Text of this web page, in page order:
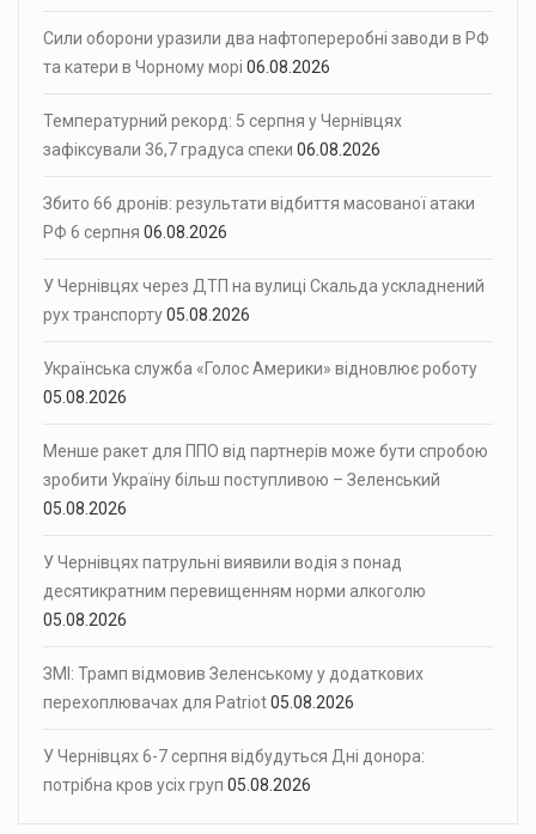
Сили оборони уразили два нафтопереробні заводи в РФ
та катери в Чорному морі 06.08.2026
Температурний рекорд: 5 серпня у Чернівцях
зафіксували 36,7 градуса спеки 06.08.2026
Збито 66 дронів: результати відбиття масованої атаки
РФ 6 серпня 06.08.2026
У Чернівцях через ДТП на вулиці Скальда ускладнений
рух транспорту05.08.2026
Українська служба «Голос Америки» відновлює роботу
05.08.2026
Менше ракет для ППО від партнерів може бути спробою
зробити Україну більш поступливою – Зеленський
05.08.2026
У Чернівцях патрульні виявили водія з понад
десятикратним перевищенням норми алкоголю
05.08.2026
ЗМІ: Трамп відмовив Зеленському у додаткових
перехоплювачах для Patriot05.08.2026
У Чернівцях 6-7 серпня відбудуться Дні донора:
потрібна кров усіх груп 05.08.2026